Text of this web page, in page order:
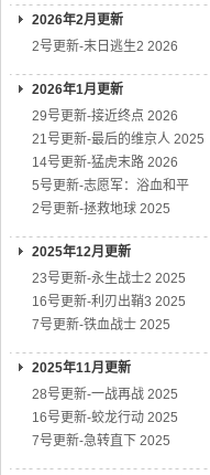
2026年2月更新
2号更新-末日逃生2 2026
2026年1月更新
29号更新-接近终点 2026
21号更新-最后的维京人 2025
14号更新-猛虎末路 2026
5号更新-志愿军：浴血和平
2号更新-拯救地球 2025
2025年12月更新
23号更新-永生战士2 2025
16号更新-利刃出鞘3 2025
7号更新-铁血战士 2025
2025年11月更新
28号更新-一战再战 2025
16号更新-蛟龙行动 2025
7号更新-急转直下 2025